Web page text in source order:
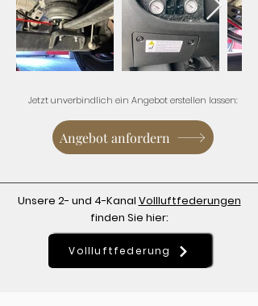
Jetzt unverbindlich ein Angebot erstellen lassen:
Angebot anfordern
Unsere 2- und 4-Kanal Vollluftfederungen
finden Sie hier:
Vollluftfederung